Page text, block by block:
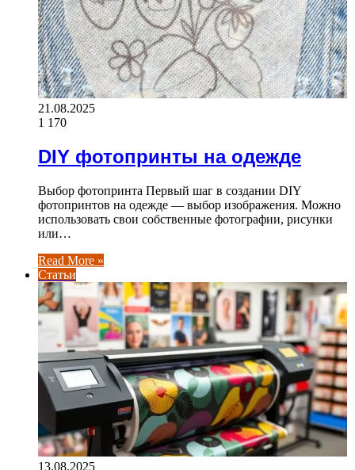
21.08.2025
1 170
DIY фотопринты на одежде
Выбор фотопринта Первый шаг в создании DIY
фотопринтов на одежде — выбор изображения. Можно
использовать свои собственные фотографии, рисунки
или…
Read More »
Статьи
13.08.2025